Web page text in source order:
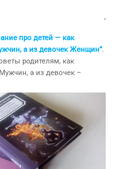
‘
про детей — как
а из девочек Женщин”.
родителям, как
а из девочек –